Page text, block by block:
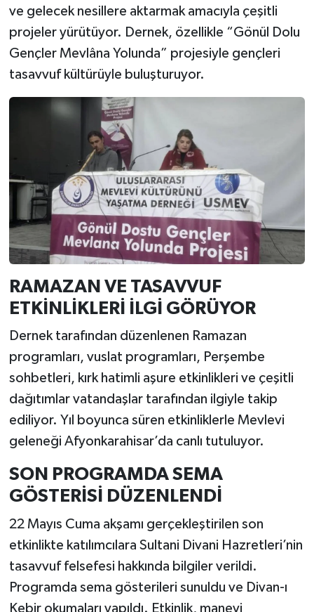
ve gelecek nesillere aktarmak amacıyla çeşitli
projeler yürütüyor. Dernek, özellikle “Gönül Dolu
Gençler Mevlâna Yolunda” projesiyle gençleri
tasavvuf kültürüyle buluşturuyor.
RAMAZAN VE TASAVVUF
ETKİNLİKLERİ İLGİ GÖRÜYOR
Dernek tarafından düzenlenen Ramazan
programları, vuslat programları, Perşembe
sohbetleri, kırk hatimli aşure etkinlikleri ve çeşitli
dağıtımlar vatandaşlar tarafından ilgiyle takip
ediliyor. Yıl boyunca süren etkinliklerle Mevlevi
geleneği Afyonkarahisar’da canlı tutuluyor.
SON PROGRAMDA SEMA
GÖSTERİSİ DÜZENLENDİ
22 Mayıs Cuma akşamı gerçekleştirilen son
etkinlikte katılımcılara Sultani Divani Hazretleri’nin
tasavvuf felsefesi hakkında bilgiler verildi.
Programda sema gösterileri sunuldu ve Divan-ı
Kebir okumaları yapıldı. Etkinlik, manevi